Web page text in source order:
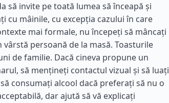
să invite pe toată lumea să înceapă și
cu mâinile, cu excepția cazului în care
mai formale, nu începeți să mâncați
persoană de la masă. Toasturile
de familie. Dacă cineva propune un
să mențineți contactul vizual și să luați
consumați alcool dacă preferați să nu o
dar ajută să vă explicați